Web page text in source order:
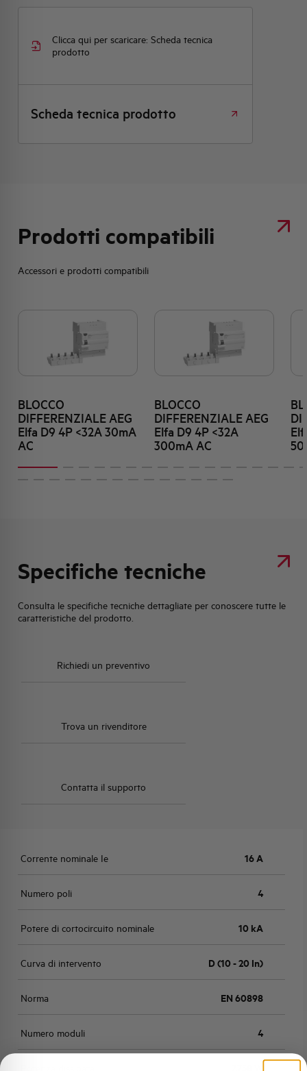
Clicca qui per scaricare: Scheda tecnica
prodotto
Scheda tecnica prodotto
Prodotti compatibili
Accessori e prodotti compatibili
BLOCCO
DIFFERENZIALE AEG
Elfa D9 4P <32A 30mA
AC
BLOCCO
DIFFERENZIALE AEG
Elfa D9 4P <32A
300mA AC
Specifiche tecniche
Consulta le specifiche tecniche dettagliate per conoscere tutte le
caratteristiche del prodotto.
Richiedi un preventivo
Trova un rivenditore
Contatta il supporto
Corrente nominale Ie 16 A
Numero poli 4
Potere di cortocircuito nominale 10 kA
Curva di intervento D (10 - 20 In)
Norma EN 60898
Numero moduli 4